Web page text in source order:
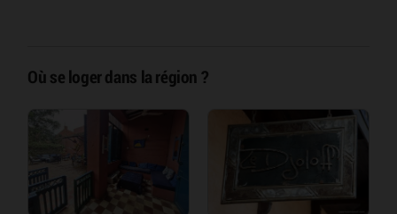
Où se loger dans la région ?